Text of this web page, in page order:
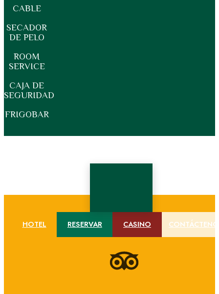
CABLE
SECADOR
DE PELO
ROOM
SERVICE
CAJA DE
SEGURIDAD
FRIGOBAR
HOTEL RESERVAR CASINO